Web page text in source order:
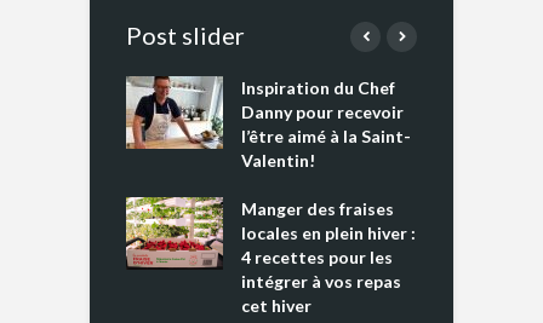
Post slider
Inspiration du Chef
Danny pour recevoir
l’être aimé à la Saint-
Valentin!
Manger des fraises
locales en plein hiver :
4 recettes pour les
intégrer à vos repas
cet hiver